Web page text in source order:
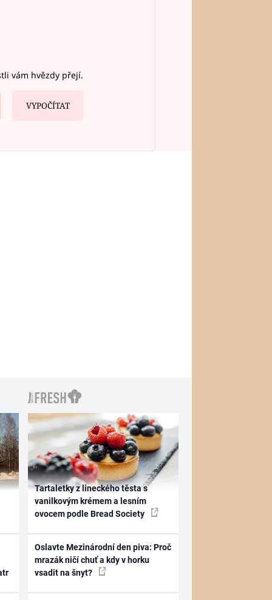
vám hvězdy přejí.
VYPOČÍTAT
Tartaletky z lineckého těsta s
vanilkovým krémem a lesním
ovocem podle Bread Society
Oslavte Mezinárodní den piva: Proč
mrazák ničí chuť a kdy v horku
vsadit na šnyt?